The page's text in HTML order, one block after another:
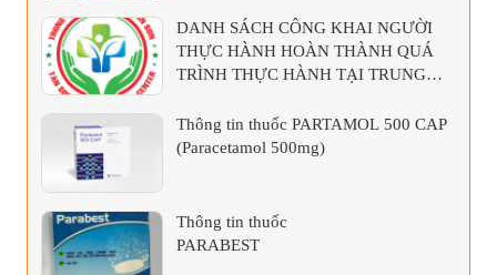
DANH SÁCH CÔNG KHAI NGƯỜI
THỰC HÀNH HOÀN THÀNH QUÁ
TRÌNH THỰC HÀNH TẠI TRUNG
Thông tin thuốc PARTAMOL 500 CAP
(Paracetamol 500mg)
Thông tin thuốc
PARABEST